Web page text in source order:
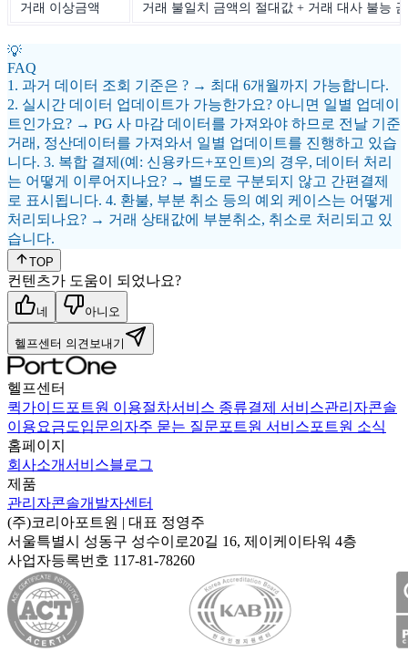
거래 이상금액 거래 불일치 금액의 절대값 + 거래 대사 불능
💡
FAQ
1. 과거 데이터 조회 기준은 ? → 최대 6개월까지 가능합니다.
2. 실시간 데이터 업데이트가 가능한가요? 아니면 일별 업데이
트인가요? → PG 사 마감 데이터를 가져와야 하므로 전날 기준
거래, 정산데이터를 가져와서 일별 업데이트를 진행하고 있습
니다. 3. 복합 결제(예: 신용카드+포인트)의 경우, 데이터 처리
는 어떻게 이루어지나요? → 별도로 구분되지 않고 간편결제
로 표시됩니다. 4. 환불, 부분 취소 등의 예외 케이스는 어떻게
처리되나요? → 거래 상태값에 부분취소, 취소로 처리되고 있
습니다.
TOP
컨텐츠가 도움이 되었나요?
네 아니오
헬프센터 의견보내기
헬프센터
퀵가이드 포트원 이용절차서비스 종류결제 서비스관리자콘솔
이용요금도입문의 자주 묻는 질문포트원 서비스포트원 소식
홈페이지
회사소개서비스블로그
제품
관리자콘솔개발자센터
(주)코리아포트원 | 대표 정영주
서울특별시 성동구 성수이로20길 16, 제이케이타워 4층
사업자등록번호 117-81-78260